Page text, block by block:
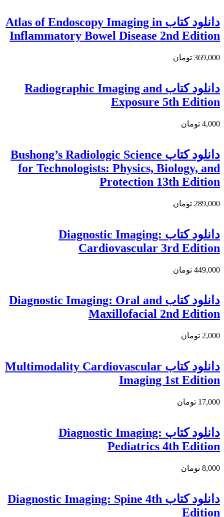
دانلود کتاب Atlas of Endoscopy Imaging in
Inflammatory Bowel Disease 2nd Edition
369,000 تومان
دانلود کتاب Radiographic Imaging and
Exposure 5th Edition
4,000 تومان
دانلود کتاب Bushong’s Radiologic Science
for Technologists: Physics, Biology, and
Protection 13th Edition
289,000 تومان
دانلود كتاب Diagnostic Imaging:
Cardiovascular 3rd Edition
449,000 تومان
دانلود کتاب Diagnostic Imaging: Oral and
Maxillofacial 2nd Edition
2,000 تومان
دانلود کتاب Multimodality Cardiovascular
Imaging 1st Edition
17,000 تومان
دانلود كتاب Diagnostic Imaging:
Pediatrics 4th Edition
8,000 تومان
دانلود کتاب Diagnostic Imaging: Spine 4th
Edition